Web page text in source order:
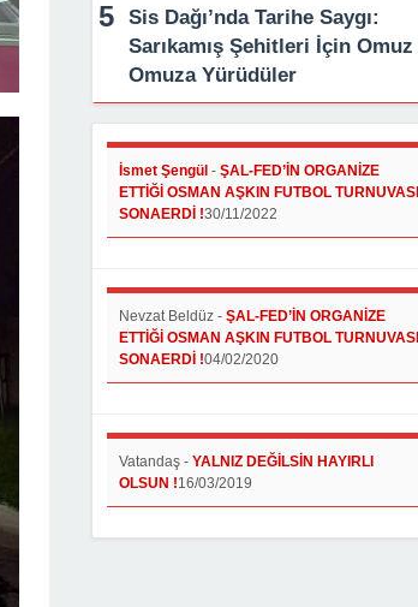
Sis Dağı’nda Tarihe Saygı:
Sarıkamış Şehitleri İçin Omuz
Omuza Yürüdüler
İsmet Şengül - ŞAL-FED’İN ORGANİZE
ETTİĞİ OSMAN AŞKIN FUTBOL TURNUVASI
SONAERDİ !30/11/2022
Nevzat Beldüz - ŞAL-FED’İN ORGANİZE
ETTİĞİ OSMAN AŞKIN FUTBOL TURNUVASI
SONAERDİ !04/02/2020
Vatandaş - YALNIZ DEĞİLSİN HAYIRLI
OLSUN !16/03/2019